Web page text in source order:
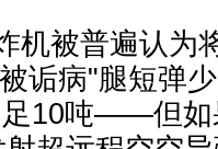
机被普遍认为
诟病"腿短弹
足10吨——但如